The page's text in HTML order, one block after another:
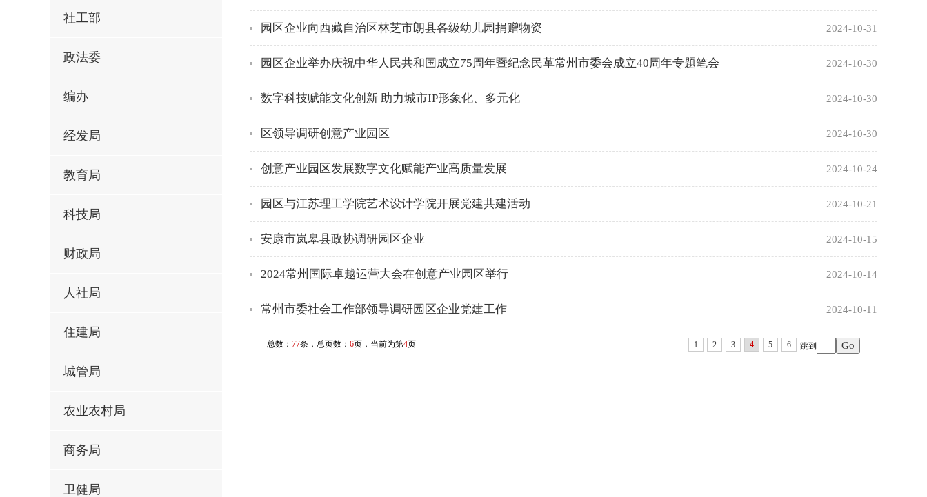
社工部
政法委
编办
经发局
教育局
科技局
财政局
人社局
住建局
城管局
农业农村局
商务局
卫健局
园区企业向西藏自治区林芝市朗县各级幼儿园捐赠物资 2024-10-31
园区企业举办庆祝中华人民共和国成立75周年暨纪念民革常州市委会成立40周年专题笔会 2024-10-30
数字科技赋能文化创新 助力城市IP形象化、多元化 2024-10-30
区领导调研创意产业园区 2024-10-30
创意产业园区发展数字文化赋能产业高质量发展 2024-10-24
园区与江苏理工学院艺术设计学院开展党建共建活动 2024-10-21
安康市岚皋县政协调研园区企业 2024-10-15
2024常州国际卓越运营大会在创意产业园区举行 2024-10-14
常州市委社会工作部领导调研园区企业党建工作 2024-10-11
总数： 77条，总页数： 6页，当前为第4页 1 2 3 4 5 6 跳到